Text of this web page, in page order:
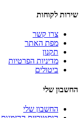
שירות לקוחות
צרו קשר
מפת האתר
תקנון
מדיניות הפרטיות
ביטולים
החשבון שלי
החשבון שלי